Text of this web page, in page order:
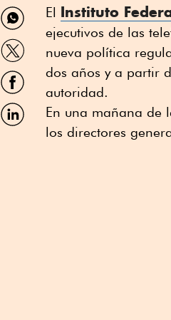
Compartir
por
WhatsApp
Compartir
por
Twitter
Compartir
por
Facebook
Compartir
por
El Instituto
ejecutivos de las
nueva política
dos años y a partir
autoridad.
En una mañana de
los directores